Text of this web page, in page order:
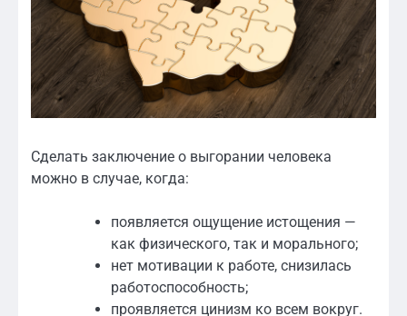
Сделать заключение о выгорании человека
можно в случае, когда:
появляется ощущение истощения —
как физического, так и морального;
нет мотивации к работе, снизилась
работоспособность;
проявляется цинизм ко всем вокруг.